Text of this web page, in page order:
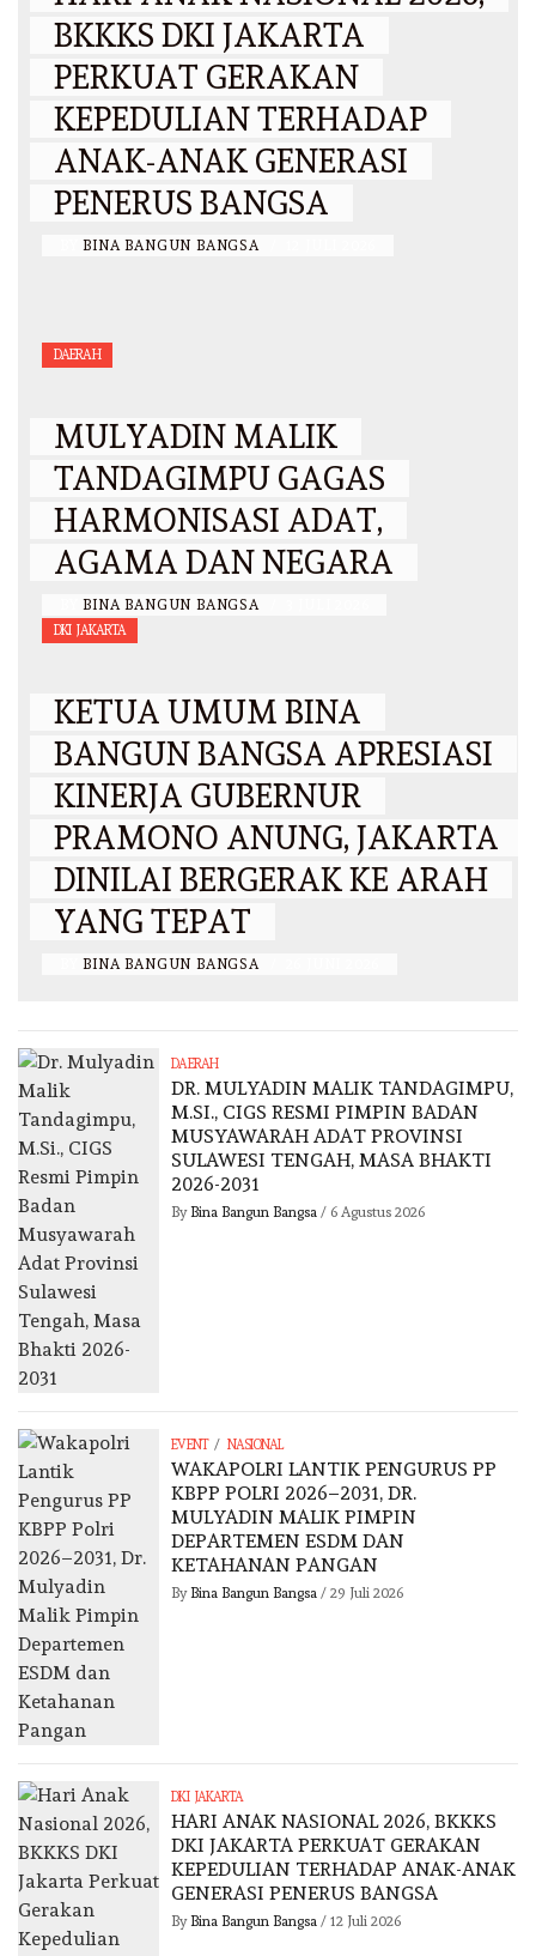
BKKKS DKI JAKARTA
PERKUAT GERAKAN
KEPEDULIAN TERHADAP
ANAK-ANAK GENERASI
PENERUS BANGSA
BINA BANGUN BANGSA
DAERAH
MULYADIN MALIK
TANDAGIMPU GAGAS
HARMONISASI ADAT,
AGAMA DAN NEGARA
BINA BANGUN BANGSA
DKI JAKARTA
KETUA UMUM BINA
BANGUN BANGSA APRESIASI
KINERJA GUBERNUR
PRAMONO ANUNG, JAKARTA
DINILAI BERGERAK KE ARAH
YANG TEPAT
BINA BANGUN BANGSA
DAERAH
DR. MULYADIN MALIK TANDAGIMPU,
M.SI., CIGS RESMI PIMPIN BADAN
MUSYAWARAH ADAT PROVINSI
SULAWESI TENGAH, MASA BHAKTI
2026-2031
By Bina Bangun Bangsa / 6 Agustus 2026
EVENT / NASIONAL
WAKAPOLRI LANTIK PENGURUS PP
KBPP POLRI 2026–2031, DR.
MULYADIN MALIK PIMPIN
DEPARTEMEN ESDM DAN
KETAHANAN PANGAN
By Bina Bangun Bangsa / 29 Juli 2026
DKI JAKARTA
HARI ANAK NASIONAL 2026, BKKKS
DKI JAKARTA PERKUAT GERAKAN
KEPEDULIAN TERHADAP ANAK-ANAK
GENERASI PENERUS BANGSA
By Bina Bangun Bangsa / 12 Juli 2026